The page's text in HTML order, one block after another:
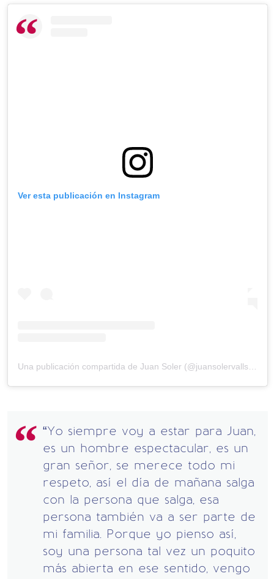
Ver esta publicación en Instagram
“Yo siempre voy a estar para Juan,
es un hombre espectacular, es un
gran señor, se merece todo mi
respeto, así el día de mañana salga
con la persona que salga, esa
persona también va a ser parte de
mi familia. Porque yo pienso así,
soy una persona tal vez un poquito
más abierta en ese sentido, vengo